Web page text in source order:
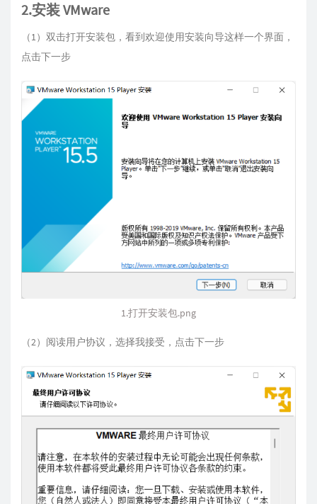
2.安装 VMware
（1）双击打开安装包，看到欢迎使用安装向导这样一个界面，
点击下一步
1.打开安装包.png
（2）阅读用户协议，选择我接受，点击下一步